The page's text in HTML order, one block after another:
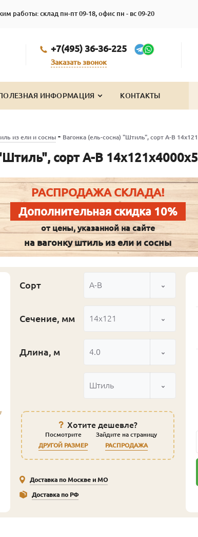
работы: склад пн-пт 09-18, офис пн - вс 09-20
+7(495) 36-36-225
Заказать звонок
ИНФОРМАЦИЯ КОНТАКТЫ
из ели и сосны- Вагонка (ель-сосна) "Штиль", сорт А-В
сорт А-В
РАСПРОДАЖА СКЛАДА!
Дополнительная скидка 10%
от цены, указанной на сайте
на вагонку штиль из ели и сосны
Сорт А-В
Сечение, мм 14x121
Длина, м 4.0
Штиль
Хотите дешевле?
Посмотрите
ДРУГОЙ РАЗМЕР
Зайдите на страницу
РАСПРОДАЖА
Доставка по Москве и МО
Доставка по РФ